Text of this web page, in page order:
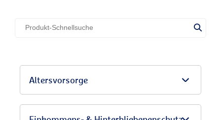
Altersvorsorge